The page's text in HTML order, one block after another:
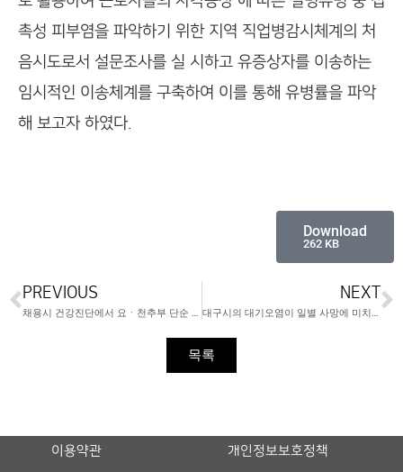
촉성 피부염을 파악하기 위한 지역 직업병감시체계의 처
음시도로서 설문조사를 실 시하고 유증상자를 이송하는
임시적인 이송체계를 구축하여 이를 통해 유병률을 파악
해 보고자 하였다.
Download
262 KB
PREVIOUS
채용시 건강진단에서 요ㆍ천추부 단순 방사선 검사의 평가
NEXT
대구시의 대기오염이 일별 사망에 미치는 영향(1993~1997)
목록
이용약관 개인정보보호정책